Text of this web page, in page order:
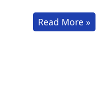
Стать
зубным
Read More »